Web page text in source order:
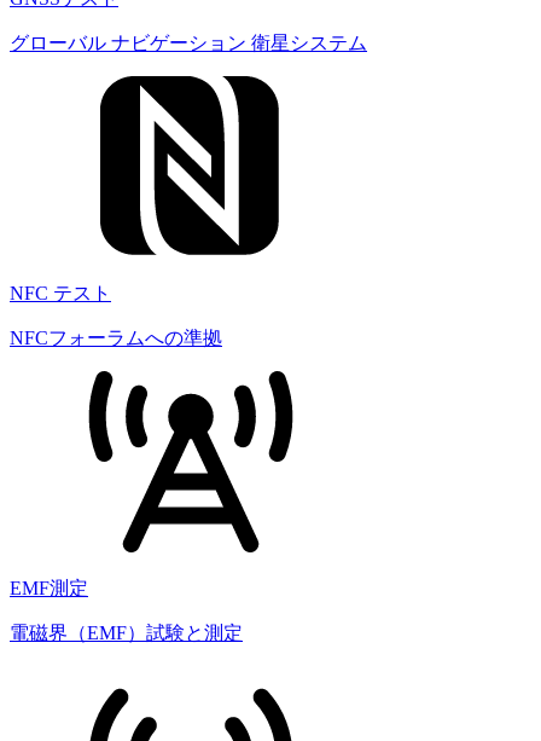
グローバル ナビゲーション 衛星システム
NFC テスト
NFCフォーラムへの準拠
EMF測定
電磁界（EMF）試験と測定